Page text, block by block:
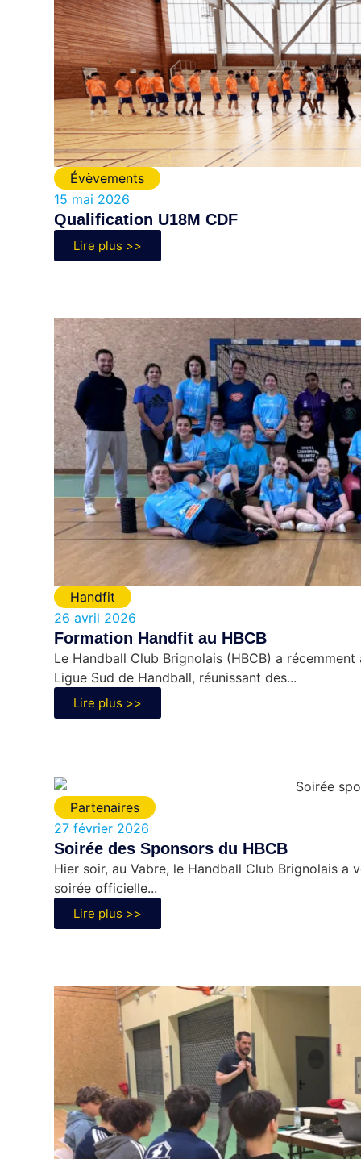
Évèvements
15 mai 2026
Qualification U18M CDF
Lire plus >>
Handfit
26 avril 2026
Formation Handfit au HBCB
Le Handball Club Brignolais (HBCB) a
Ligue Sud de Handball, réunissant des...
Lire plus >>
Partenaires
27 février 2026
Soirée des Sponsors du HBCB
Hier soir, au Vabre, le Handball Club Brignolais a
soirée officielle...
Lire plus >>